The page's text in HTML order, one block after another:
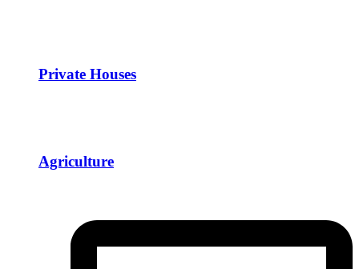
Private Houses
Agriculture